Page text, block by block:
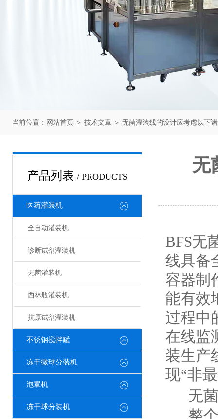
当前位置： 网站首页 ＞ 技术文章 ＞ 无菌灌装线的设计应考虑以下
产品列表 / PRODUCTS
医药灌装机
全自动灌装机
诊断试剂灌装机
无菌灌装机
西林瓶灌装机
抗原试剂灌装机
不锈钢搅拌罐
冻干微球分装机
泡罩机
冻干球分装机
无
BFS无
线具备
容器制
能有效
过程中
在线监
装生产
现“非
无菌
整个